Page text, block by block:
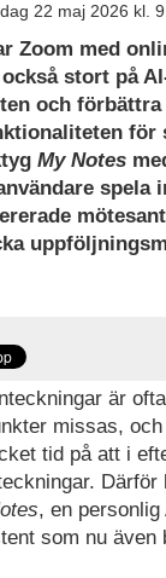
22 maj 2026 kl.
Zoom med
stort på
och
för
My Notes
spela
är
missas,
tid på att i
Därför
, en personlig
som nu även